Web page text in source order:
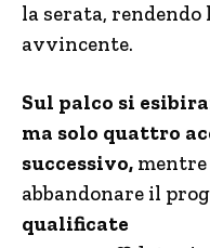
la serata, rendendo
avvincente.
Sul palco si
ma solo quattro
successivo,
abbandonare il
qualificate